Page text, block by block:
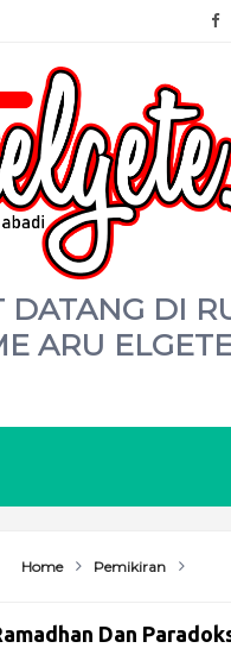
DATANG DI
ARU
Home Pemikiran
Dan